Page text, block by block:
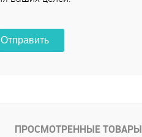
Отправить
ПРОСМОТРЕННЫЕ ТОВАРЫ